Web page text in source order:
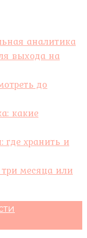
аналитика
выхода на
до
какие
где хранить и
три месяца или